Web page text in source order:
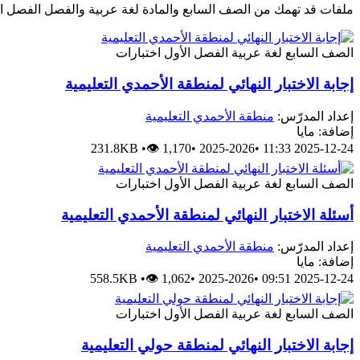
ملفات قد تهمك من الصف السابع والمادة لغة عربية والفصل الفصل
الصف السابع لغة عربية الفصل الأول اختبارات
إجابة الاختبار النهائي لمنطقة الأحمدي التعليمية
إعداد المدرّس: منطقة الأحمدي التعليمية
إضافة: مايا
2025-12-24 11:33
•
2025-2026
•
231.8KB •👁 1,170
الصف السابع لغة عربية الفصل الأول اختبارات
أسئلة الاختبار النهائي لمنطقة الأحمدي التعليمية
إعداد المدرّس: منطقة الأحمدي التعليمية
إضافة: مايا
2025-12-24 09:51
•
2025-2026
•
558.5KB •👁 1,062
الصف السابع لغة عربية الفصل الأول اختبارات
إجابة الاختبار النهائي لمنطقة حولي التعليمية